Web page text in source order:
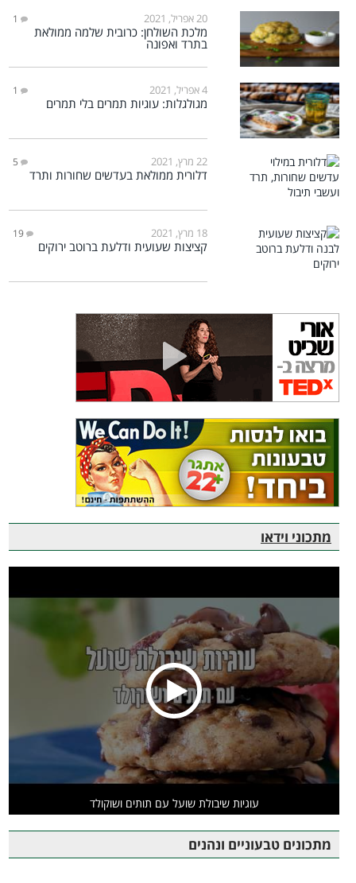
20 אפריל, 2021 1
מלכת השולחן: כרובית שלמה ממולאת
בתרד ואפונה
4 אפריל, 2021 1
מגולגלות: עוגיות תמרים בלי תמרים
22 מרץ, 2021 5
דלורית ממולאת בעדשים שחורות ותרד
18 מרץ, 2021 19
קציצות שעועית ודלעת ברוטב ירוקים
מתכוני וידאו
עוגיות שיבולת שועל עם תותים ושוקולד
מתכונים טבעוניים ונהנים